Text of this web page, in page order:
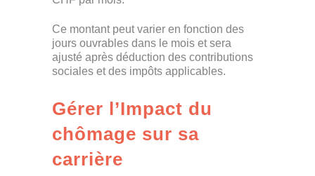
Ce montant peut varier en fonction des
jours ouvrables dans le mois et sera
ajusté après déduction des contributions
sociales et des impôts applicables.
Gérer l’Impact du
chômage sur sa
carrière